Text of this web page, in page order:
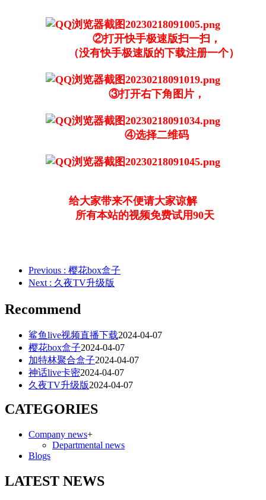
②打开快手极速版扫一扫，
（没有快手极速版的下载注册一个）
③打开右下角图片，
④选择二维码
给大家带来不便请大家谅解
所有本站的视频免费试用90天
Previous : 樱花box盒子
Next : 久夜TV升级版
Recommend
鲨鱼live视频直播下载2024-04-07
樱花box盒子2024-04-07
加特林聚合盒子2024-04-07
神话live卡密2024-04-07
久夜TV升级版2024-04-07
CATEGORIES
Company news+
Departmental news
Blogs
LATEST NEWS